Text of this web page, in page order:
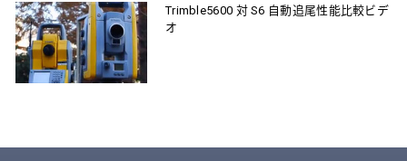
Trimble5600 対 S6 自動追尾性能比較ビデ
オ